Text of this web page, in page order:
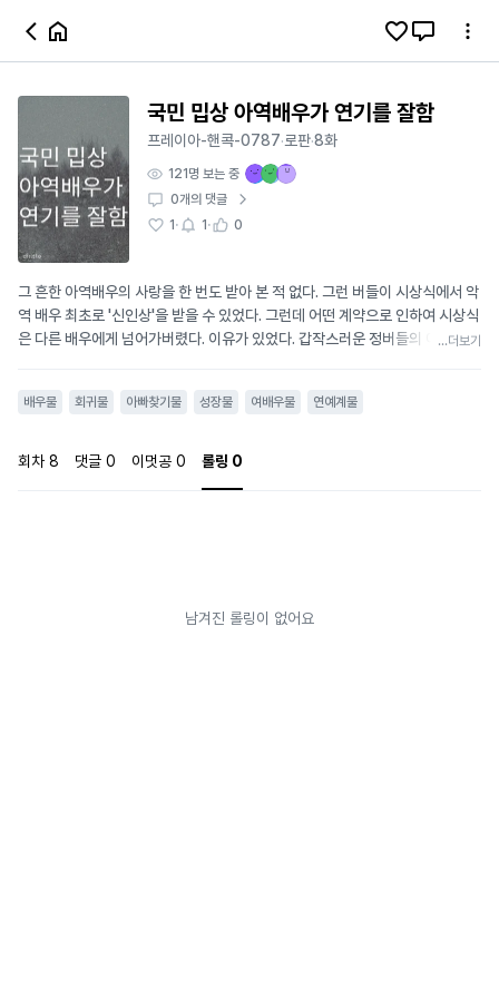
국민 밉상 아역배우가 연기를 잘함
프레이아-핸콕-0787·로판·8화
121 명 보는 중
0개의 댓글
1 · 1 · 0
그 흔한 아역배우의 사랑을 한 번도 받아 본 적 없다. 그런 버들이 시상식에서 악
역 배우 최초로 '신인상'을 받을 수 있었다. 그런데 어떤 계약으로 인하여 시상식
은 다른 배우에게 넘어가버렸다. 이유가 있었다. 갑작스러운 정버들의 아빠가
사고로 10년 전, 6살로 돌아왔다. 다시 과거로 돌아간 삶, 배우로 다시 살아본
을 먹었다. '버들아 너는 연기가 좋아?' '응! 세상에서 가장 좋아!' 그런 버들의 인
...더보기
배우물 회귀물 아빠찾기물 성장물 여배우물 연예계물
회차8 댓글 0 이멋공 0 롤링 0
남겨진 롤링이 없어요